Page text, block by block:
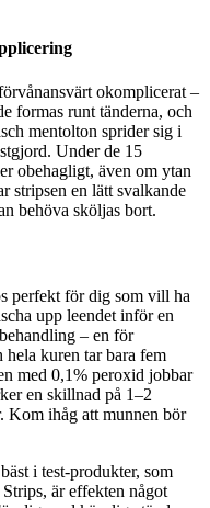
okomplicerat –
formas runt tänderna, och
mentolton sprider sig i
Under de 15
obehagligt, även om ytan
stripsen en lätt svalkande
behöva sköljas bort.
perfekt för dig som vill ha
upp leendet inför en
– en för
kuren tar bara fem
med 0,1% peroxid jobbar
en skillnad på 1–2
Kom ihåg att munnen bör
i test-produkter, som
är effekten något